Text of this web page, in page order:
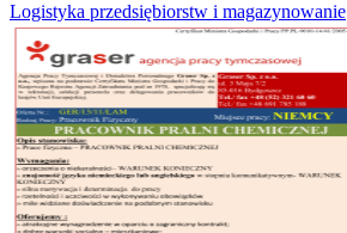
Logistyka przedsiębiorstw i magazynowanie